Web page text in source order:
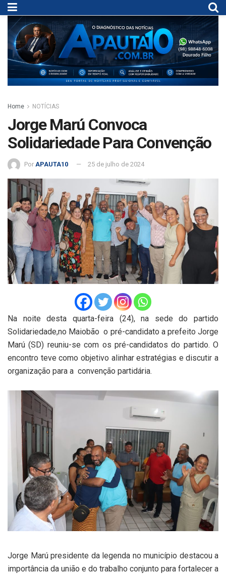
Home NOTÍCIAS
Jorge Marú Convoca
Solidariedade Para Convenção
Por APAUTA10 25 de julho de 2024
Na noite desta quarta-feira (24), na sede do partido
Solidariedade,no Maiobão o pré-candidato a prefeito Jorge
Marú (SD) reuniu-se com os pré-candidatos do partido. O
encontro teve como objetivo alinhar estratégias e discutir a
organização para a convenção partidária.
Jorge Marú presidente da legenda no município destacou a
importância da união e do trabalho conjunto para fortalecer a